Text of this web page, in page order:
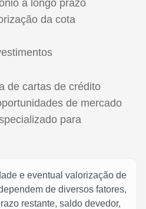
a longo prazo
da cota
de cartas de crédito
de mercado
para
e eventual valorização de
de diversos fatores,
restante, saldo devedor,